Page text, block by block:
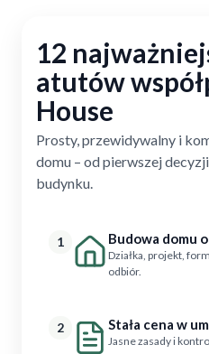
12
atutów
House
Prosty, przewidywalny i
domu – od pierwszej
budynku.
1 Budowa domu
Działka, projekt,
odbiór.
2 Stała cena w
Jasne zasady i